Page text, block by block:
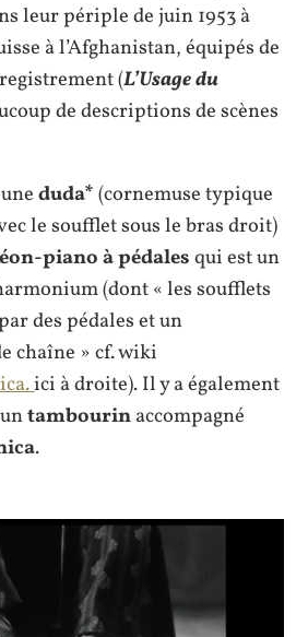
leur périple de juin 1953 à
à l’Afghanistan, équipés de
(L’Usage du
de descriptions de scènes
uneduda*(cornemuse typique
le soufflet sous le bras droit)
piano à pédalesqui est un
(dont « les soufflets
des pédales et un
chaîne » cf. wiki
ici à droite). Il y a également
tambourinaccompagné
.